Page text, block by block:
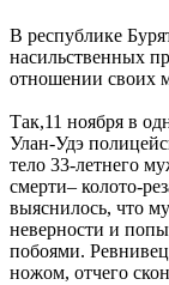
В республике
насильственных
отношении своих
Так,11 ноября в
Улан-Удэ
тело 33-летнего
смерти– колото-
выяснилось, что
неверности и
побоями.
ножом, отчего